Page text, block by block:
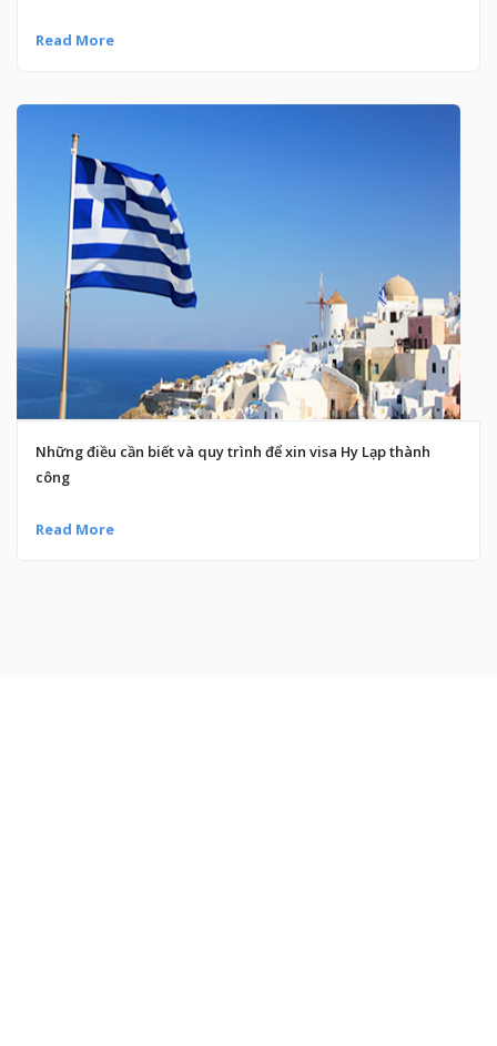
Read More
Những điều cần biết và quy trình để xin visa Hy Lạp thành
công
Read More